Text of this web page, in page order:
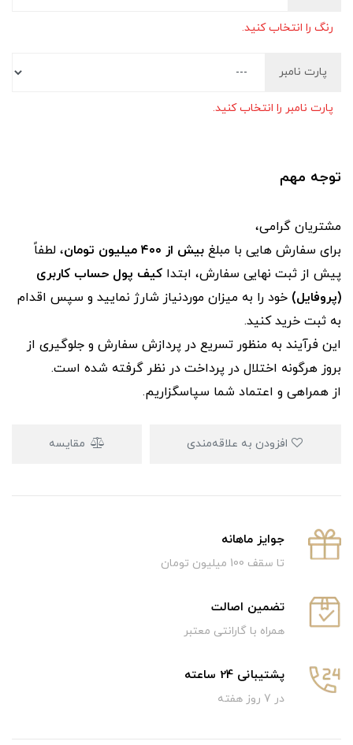
رنگ را انتخاب کنید.
پارت نامبر
پارت نامبر را انتخاب کنید.
توجه مهم
مشتریان گرامی،
برای سفارش‌ هایی با مبلغ بیش از ۴۰۰ میلیون تومان
، لطفاً
پیش از ثبت نهایی سفارش، ابتدا کیف پول حساب کاربری
(پروفایل) خود را به میزان موردنیاز شارژ نمایید و سپس اقدام
به ثبت خرید کنید.
این فرآیند به‌ منظور تسریع در پردازش سفارش و جلوگیری از
بروز هرگونه اختلال در پرداخت در نظر گرفته شده است.
از همراهی و اعتماد شما سپاسگزاریم.
مقایسه
جوایز ماهانه
تا سقف 100 میلیون تومان
تضمین اصالت
همراه با گارانتی معتبر
پشتیبانی 24 ساعته
در 7 روز هفته